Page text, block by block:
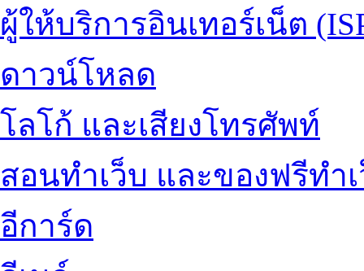
ผู้ให้บริการอินเทอร์เน็ต
ดาวน์โหลด
โลโก้ และเสียงโทรศัพท์
สอนทำเว็บ และของฟรีทำ
อีการ์ด